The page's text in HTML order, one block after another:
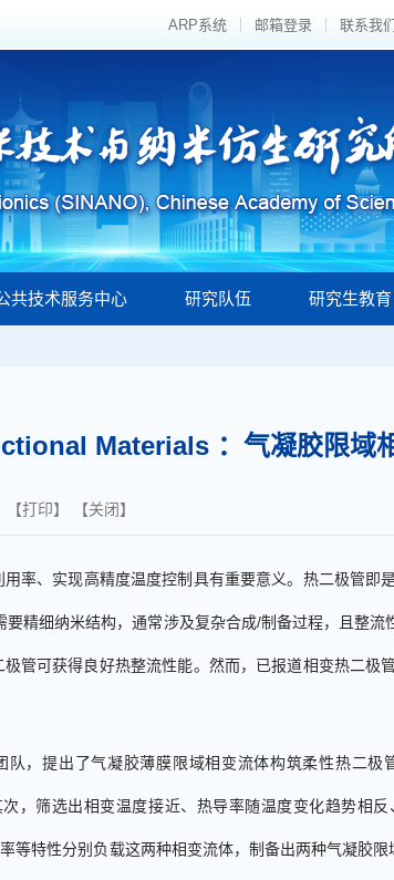
ARP系统 邮箱登录 联系我
共技术服务中心 研究队伍 研究生教育
Materials ：气凝胶限域
【打印】 【关闭】
率、实现高精度温度控制具有重要意义。热二极管即
要精细纳米结构，通常涉及复杂合成/制备过程，且整流
管可获得良好热整流性能。然而，已报道相变热二极
队，提出了气凝胶薄膜限域相变流体构筑柔性热二极
次，筛选出相变温度接近、热导率随温度变化趋势相
等特性分别负载这两种相变流体， 制备出两种气凝胶限